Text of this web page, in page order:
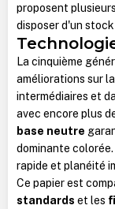
proposent
disposer d'un
La cinquième
améliorations sur la
intermédiaires et
avec encore plus
base neutre
dominante
rapide et planéité
Ce papier est
standards et les